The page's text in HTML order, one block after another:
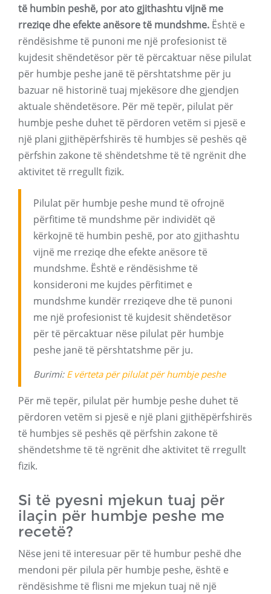
të humbin peshë, por ato gjithashtu vijnë me
rreziqe dhe efekte anësore të mundshme. Është e
rëndësishme të punoni me një profesionist të
kujdesit shëndetësor për të përcaktuar nëse pilulat
për humbje peshe janë të përshtatshme për ju
bazuar në historinë tuaj mjekësore dhe gjendjen
aktuale shëndetësore. Për më tepër, pilulat për
humbje peshe duhet të përdoren vetëm si pjesë e
një plani gjithëpërfshirës të humbjes së peshës që
përfshin zakone të shëndetshme të të ngrënit dhe
aktivitet të rregullt fizik.
Pilulat për humbje peshe mund të ofrojnë
përfitime të mundshme për individët që
kërkojnë të humbin peshë, por ato gjithashtu
vijnë me rreziqe dhe efekte anësore të
mundshme. Është e rëndësishme të
konsideroni me kujdes përfitimet e
mundshme kundër rreziqeve dhe të punoni
me një profesionist të kujdesit shëndetësor
për të përcaktuar nëse pilulat për humbje
peshe janë të përshtatshme për ju.
Burimi: E vërteta për pilulat për humbje peshe
Për më tepër, pilulat për humbje peshe duhet të
përdoren vetëm si pjesë e një plani gjithëpërfshirës
të humbjes së peshës që përfshin zakone të
shëndetshme të të ngrënit dhe aktivitet të rregullt
fizik.
Si të pyesni mjekun tuaj për
ilaçin për humbje peshe me
recetë?
Nëse jeni të interesuar për të humbur peshë dhe
mendoni për pilula për humbje peshe, është e
rëndësishme të flisni me mjekun tuaj në një